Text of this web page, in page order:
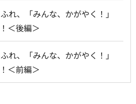
、「みんな、かがやく！」
＜後編＞
、「みんな、かがやく！」
＜前編＞